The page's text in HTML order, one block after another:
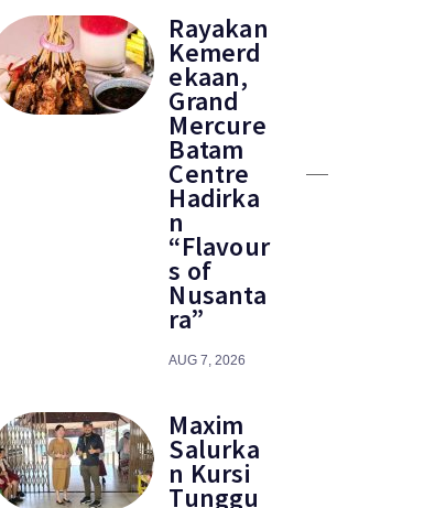
Rayakan
Kemerd
ekaan,
Grand
Mercure
Batam
Centre
Hadirka
n
“Flavour
s of
Nusanta
ra”
AUG 7, 2026
Maxim
Salurka
n Kursi
Tunggu